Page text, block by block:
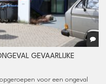
GEVAARLIJKE
voor een ongeval